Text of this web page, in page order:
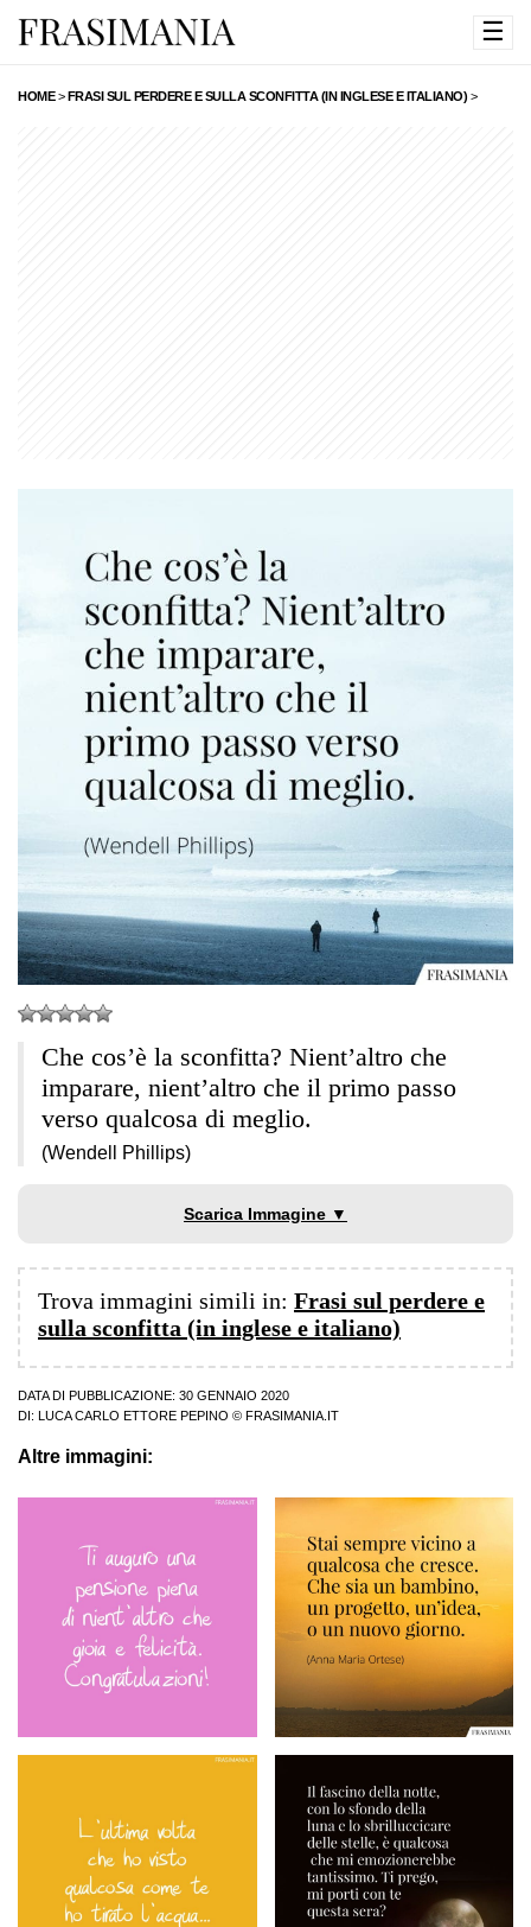
☰
HOME>FRASI SUL PERDERE E SULLA SCONFITTA (IN INGLESE E ITALIANO) >
Che cos’è la sconfitta? Nient’altro che
imparare, nient’altro che il primo passo
verso qualcosa di meglio.
(Wendell Phillips)
Scarica Immagine ▼
Trova immagini simili in: Frasi sul perdere e
sulla sconfitta (in inglese e italiano)
DATA DI PUBBLICAZIONE: 30 GENNAIO 2020
DI:
LUCA CARLO ETTORE PEPINO © FRASIMANIA.IT
Altre immagini: